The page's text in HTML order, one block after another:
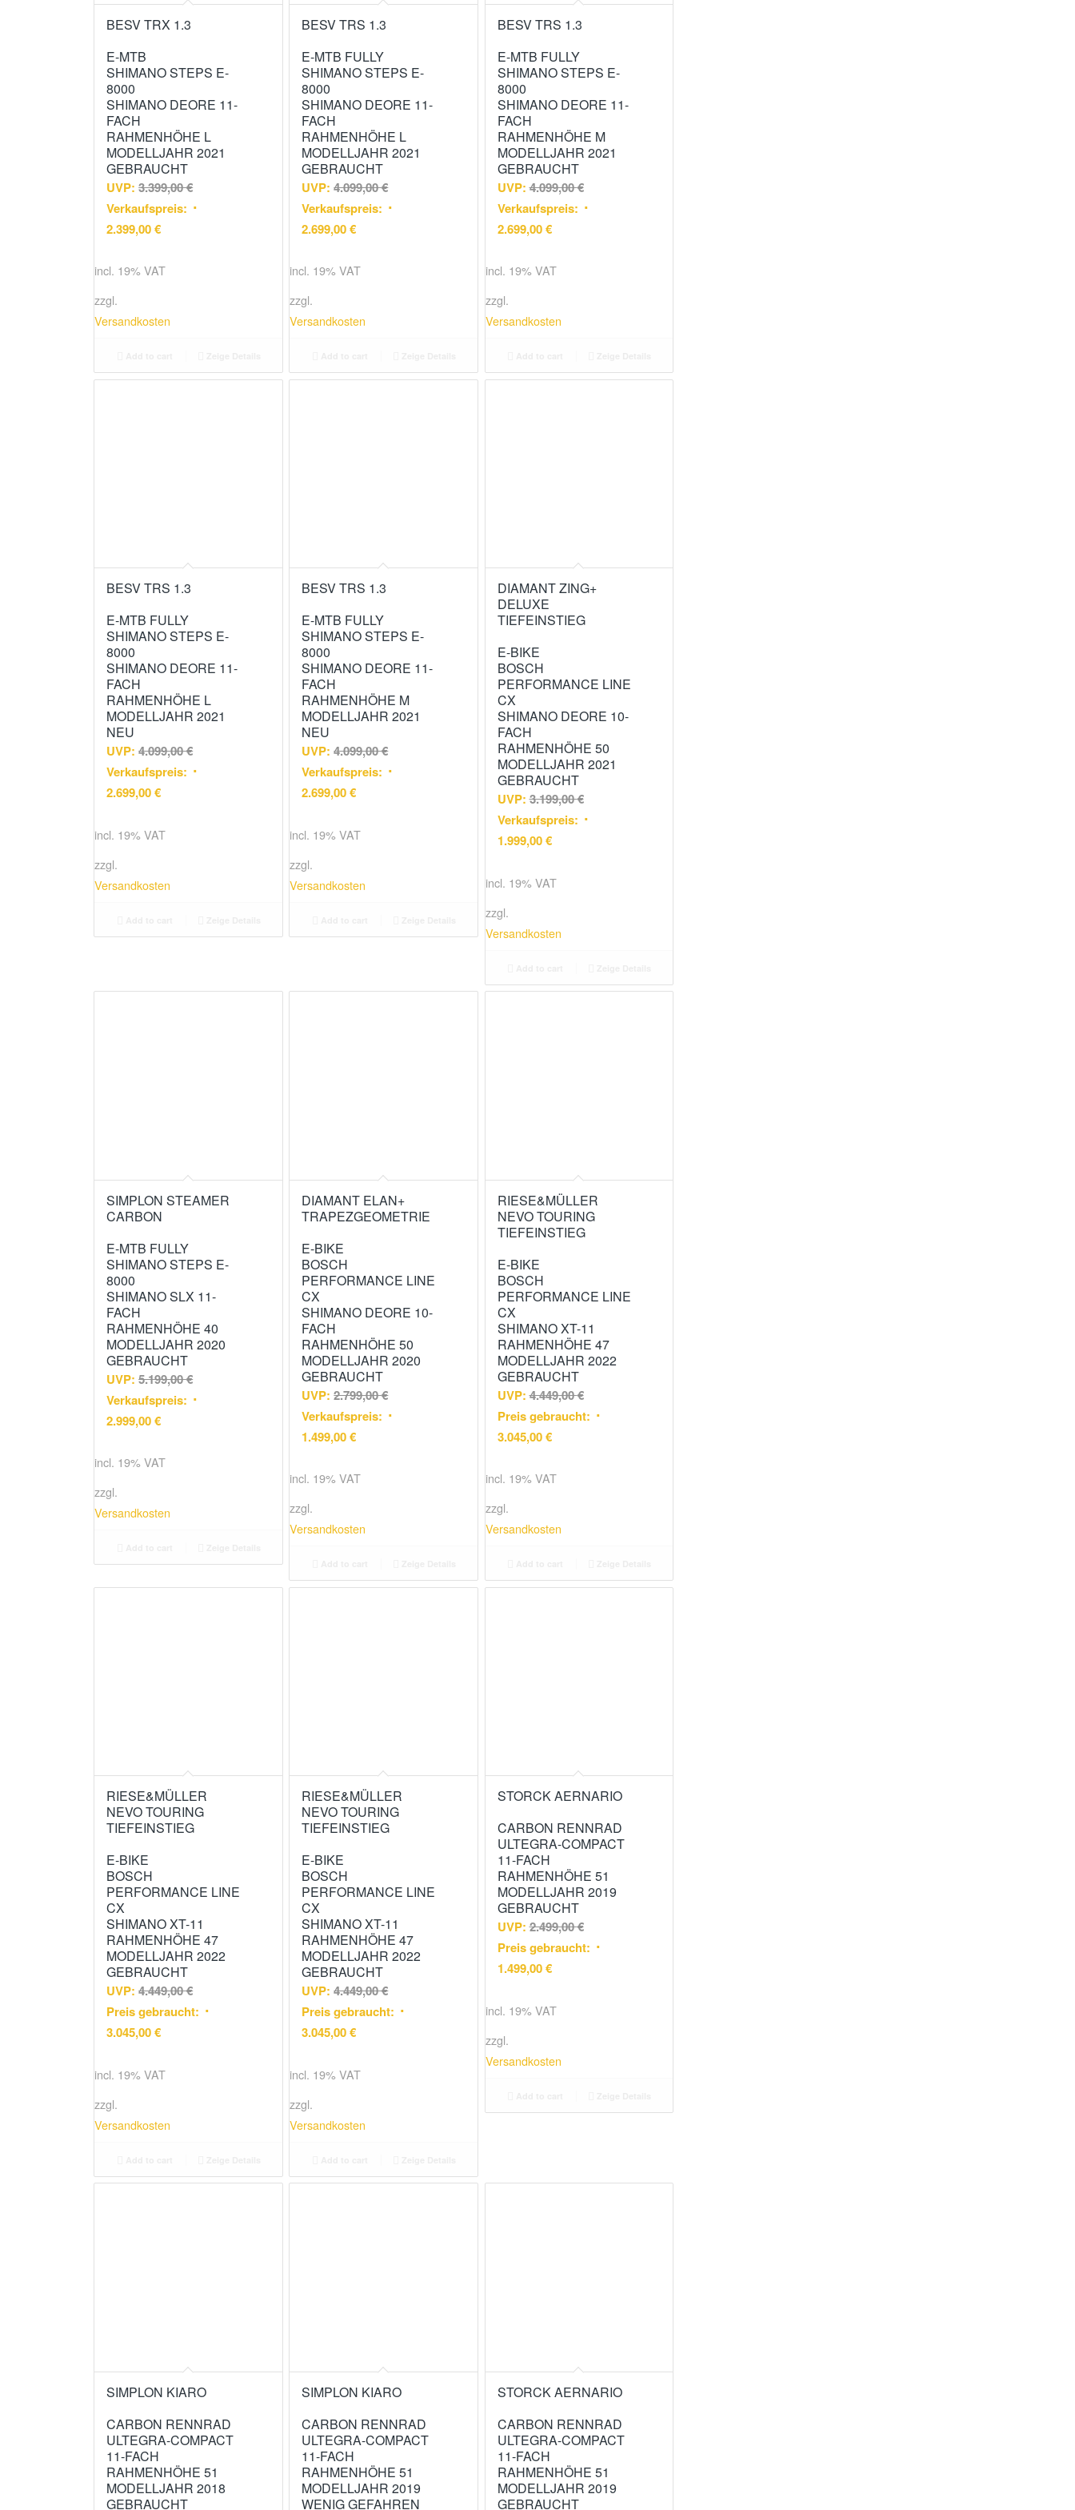
BESV TRX 1.3
E-MTB
SHIMANO STEPS E-
8000
SHIMANO DEORE 11-
FACH
RAHMENHÖHE L
MODELLJAHR 2021
GEBRAUCHT
UVP: 3.399,00€
Verkaufspreis:
2.399,00€
incl. 19% VAT
zzgl.
Versandkosten
BESV TRS 1.3
E-MTB FULLY
SHIMANO STEPS E-
8000
SHIMANO DEORE 11-
FACH
RAHMENHÖHE L
MODELLJAHR 2021
GEBRAUCHT
UVP: 4.099,00€
Verkaufspreis:
2.699,00€
incl. 19% VAT
zzgl.
Versandkosten
BESV TRS 1.3
E-MTB FULLY
SHIMANO STEPS E-
8000
SHIMANO DEORE 11-
FACH
RAHMENHÖHE M
MODELLJAHR 2021
GEBRAUCHT
UVP: 4.099,00€
Verkaufspreis:
2.699,00€
incl. 19% VAT
zzgl.
Versandkosten
BESV TRS 1.3
E-MTB FULLY
SHIMANO STEPS E-
8000
SHIMANO DEORE 11-
FACH
RAHMENHÖHE L
MODELLJAHR 2021
NEU
UVP: 4.099,00€
Verkaufspreis:
2.699,00€
incl. 19% VAT
zzgl.
Versandkosten
BESV TRS 1.3
E-MTB FULLY
SHIMANO STEPS E-
8000
SHIMANO DEORE 11-
FACH
RAHMENHÖHE M
MODELLJAHR 2021
NEU
UVP: 4.099,00€
Verkaufspreis:
2.699,00€
incl. 19% VAT
zzgl.
Versandkosten
DIAMANT ZING+
DELUXE
TIEFEINSTIEG
E-BIKE
BOSCH
PERFORMANCE LINE
CX
SHIMANO DEORE 10-
FACH
RAHMENHÖHE 50
MODELLJAHR 2021
GEBRAUCHT
UVP: 3.199,00€
Verkaufspreis:
1.999,00€
incl. 19% VAT
zzgl.
Versandkosten
SIMPLON STEAMER
CARBON
E-MTB FULLY
SHIMANO STEPS E-
8000
SHIMANO SLX 11-
FACH
RAHMENHÖHE 40
MODELLJAHR 2020
GEBRAUCHT
UVP: 5.199,00€
Verkaufspreis:
2.999,00€
incl. 19% VAT
zzgl.
Versandkosten
DIAMANT ELAN+
TRAPEZGEOMETRIE
E-BIKE
BOSCH
PERFORMANCE LINE
CX
SHIMANO DEORE 10-
FACH
RAHMENHÖHE 50
MODELLJAHR 2020
GEBRAUCHT
UVP: 2.799,00€
Verkaufspreis:
1.499,00€
incl. 19% VAT
zzgl.
Versandkosten
RIESE&MÜLLER
NEVO TOURING
TIEFEINSTIEG
E-BIKE
BOSCH
PERFORMANCE LINE
CX
SHIMANO XT-11
RAHMENHÖHE 47
MODELLJAHR 2022
GEBRAUCHT
UVP: 4.449,00€
Preis gebraucht:
3.045,00€
incl. 19% VAT
zzgl.
Versandkosten
RIESE&MÜLLER
NEVO TOURING
TIEFEINSTIEG
E-BIKE
BOSCH
PERFORMANCE LINE
CX
SHIMANO XT-11
RAHMENHÖHE 47
MODELLJAHR 2022
GEBRAUCHT
UVP: 4.449,00€
Preis gebraucht:
3.045,00€
incl. 19% VAT
zzgl.
Versandkosten
RIESE&MÜLLER
NEVO TOURING
TIEFEINSTIEG
E-BIKE
BOSCH
PERFORMANCE LINE
CX
SHIMANO XT-11
RAHMENHÖHE 47
MODELLJAHR 2022
GEBRAUCHT
UVP: 4.449,00€
Preis gebraucht:
3.045,00€
incl. 19% VAT
zzgl.
Versandkosten
STORCK AERNARIO
CARBON RENNRAD
ULTEGRA-COMPACT
11-FACH
RAHMENHÖHE 51
MODELLJAHR 2019
GEBRAUCHT
UVP: 2.499,00€
Preis gebraucht:
1.499,00€
incl. 19% VAT
zzgl.
Versandkosten
SIMPLON KIARO
CARBON RENNRAD
ULTEGRA-COMPACT
11-FACH
RAHMENHÖHE 51
MODELLJAHR 2018
GEBRAUCHT
SIMPLON KIARO
CARBON RENNRAD
ULTEGRA-COMPACT
11-FACH
RAHMENHÖHE 51
MODELLJAHR 2019
WENIG GEFAHREN
STORCK AERNARIO
CARBON RENNRAD
ULTEGRA-COMPACT
11-FACH
RAHMENHÖHE 51
MODELLJAHR 2019
GEBRAUCHT